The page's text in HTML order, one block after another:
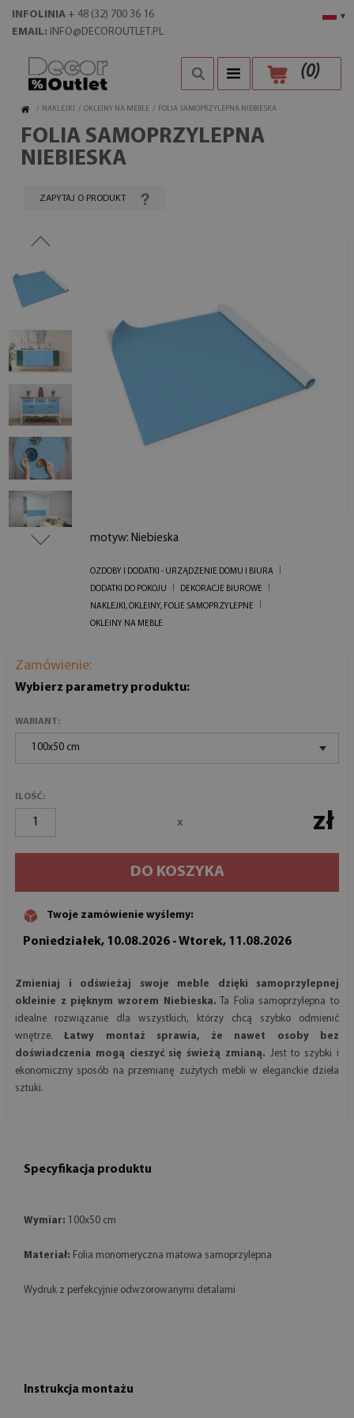
▾
INFOLINIA + 48 (32) 700 36 16
EMAIL: INFO@DECOROUTLET.PL
(0)
/ NAKLEJKI / OKLEINY NA MEBLE / FOLIA SAMOPRZYLEPNA NIEBIESKA
FOLIA SAMOPRZYLEPNA
NIEBIESKA
ZAPYTAJ O PRODUKT
motyw: Niebieska
OZDOBY I DODATKI - URZĄDZENIE DOMU I BIURA
DODATKI DO POKOJU
DEKORACJE BIUROWE
NAKLEJKI, OKLEINY, FOLIE SAMOPRZYLEPNE
OKLEINY NA MEBLE
Zamówienie:
Wybierz parametry produktu:
WARIANT:
100x50 cm
ILOŚĆ:
x zł
DO KOSZYKA
Twoje zamówienie wyślemy:
Poniedziałek, 10.08.2026 - Wtorek, 11.08.2026
Zmieniaj i odświeżaj swoje meble dzięki samoprzylepnej
okleinie z pięknym wzorem Niebieska. Ta Folia samoprzylepna to
idealne rozwiązanie dla wszystkich, którzy chcą szybko odmienić
wnętrze.Łatwy montaż sprawia, że nawet osoby bez
doświadczenia mogą cieszyć się świeżą zmianą. Jest to szybki i
ekonomiczny sposób na przemianę zużytych mebli w eleganckie dzieła
sztuki.
Specyfikacja produktu
Wymiar: 100x50 cm
Materiał: Folia monomeryczna matowa samoprzylepna
Wydruk z perfekcyjnie odwzorowanymi detalami
Instrukcja montażu